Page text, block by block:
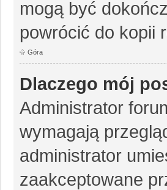
mogą być
powrócić do kopii
Góra
Dlaczego mój
Administrator
wymagają
administrator
zaakceptowane